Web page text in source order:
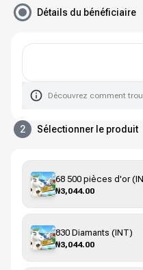
Détails du bénéficiaire
Découvrez comment
2 Sélectionner le produit
68 500 pièces d'or
₦3,044.00
830 Diamants (INT)
₦3,044.00